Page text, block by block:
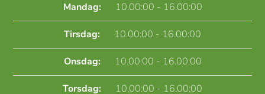
Mandag: 10.00:00 - 16.00:00
Tirsdag: 10.00:00 - 16.00:00
Onsdag: 10.00:00 - 16.00:00
Torsdag: 10.00:00 - 16.00:00